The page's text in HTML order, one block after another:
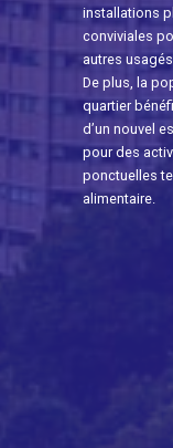
installations
conviviales
autres
De plus, la
quartier
d’un nouvel
pour des
ponctuelles
alimentaire.